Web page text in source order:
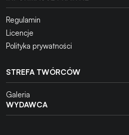
Regulamin
Licencje
Polityka prywatności
STREFA TWÓRCÓW
Galeria
WYDAWCA